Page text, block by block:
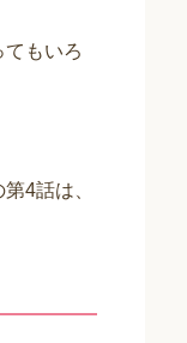
もいろ
4話は、